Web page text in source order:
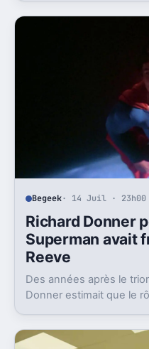
demain.
Begeek· 14 Juil · 23h00
Richard Donner
Superman avait
Reeve
Des années après le
Donner estimait que le
sortir.